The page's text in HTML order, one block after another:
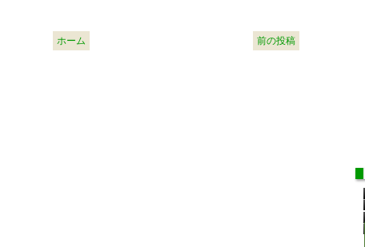
前の投稿
ホーム